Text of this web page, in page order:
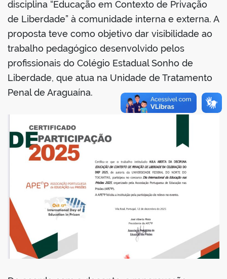
portal
disciplina “Educação em Contexto de Privação
de Liberdade” à comunidade interna e externa. A
proposta teve como objetivo dar visibilidade ao
trabalho pedagógico desenvolvido pelos
profissionais do Colégio Estadual Sonho de
Liberdade, que atua na Unidade de Tratamento
Penal de Araguaína.